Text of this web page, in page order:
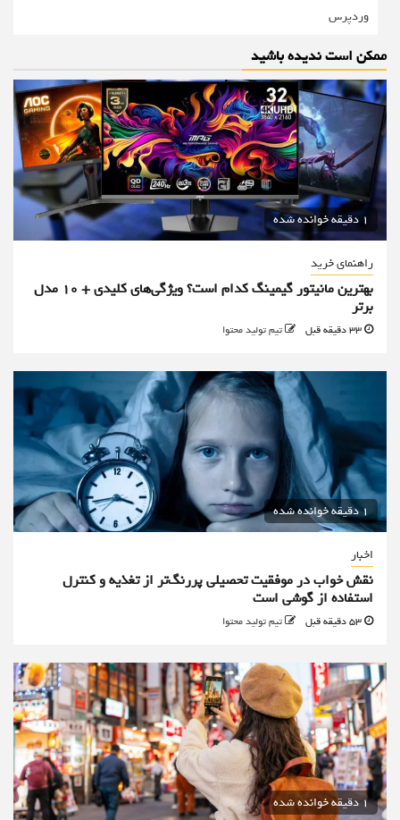
وردپرس
ممکن است ندیده باشید
1 دقیقه خوانده شده
راهنمای خرید
بهترین مانیتور گیمینگ کدام است؟ ویژگی‌های کلیدی + 10 مدل
برتر
تیم تولید محتوا
1 دقیقه خوانده شده
اخبار
نقش خواب در موفقیت تحصیلی پررنگ‌تر از تغذیه و کنترل
استفاده از گوشی است
تیم تولید محتوا
1 دقیقه خوانده شده